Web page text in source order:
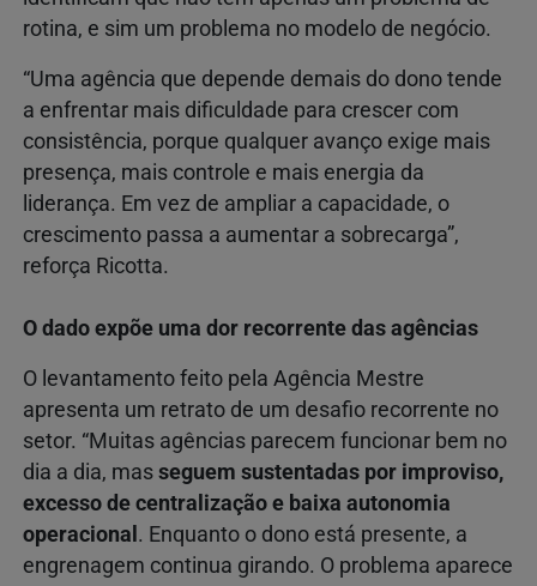
rotina, e sim um problema no modelo de negócio.
“Uma agência que depende demais do dono tende
a enfrentar mais dificuldade para crescer com
consistência, porque qualquer avanço exige mais
presença, mais controle e mais energia da
liderança. Em vez de ampliar a capacidade, o
crescimento passa a aumentar a sobrecarga”,
reforça Ricotta.
O dado expõe uma dor recorrente das agências
O levantamento feito pela Agência Mestre
apresenta um retrato de um desafio recorrente no
setor. “Muitas agências parecem funcionar bem no
dia a dia, mas seguem sustentadas por improviso,
excesso de centralização e baixa autonomia
operacional . Enquanto o dono está presente, a
engrenagem continua girando. O problema aparece